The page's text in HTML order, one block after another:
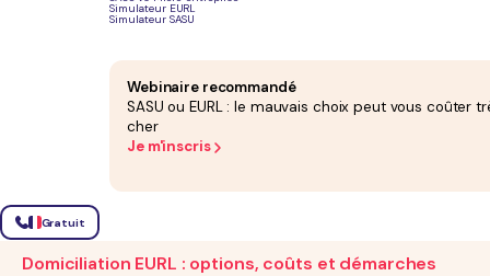
Simulateur EURL
Simulateur SASU
Webinaire recommandé
SASU ou EURL : le mauvais choix peut vous coûter
cher
Je m'inscris
Gratuit
SAS 2 associés 50/50 : risques, clauses et
Devenir travailleur indépendant : conditions et
Domiciliation EURL : options, coûts et démarches